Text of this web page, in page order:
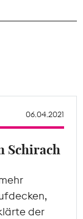
06.04.2021
Schirach
der